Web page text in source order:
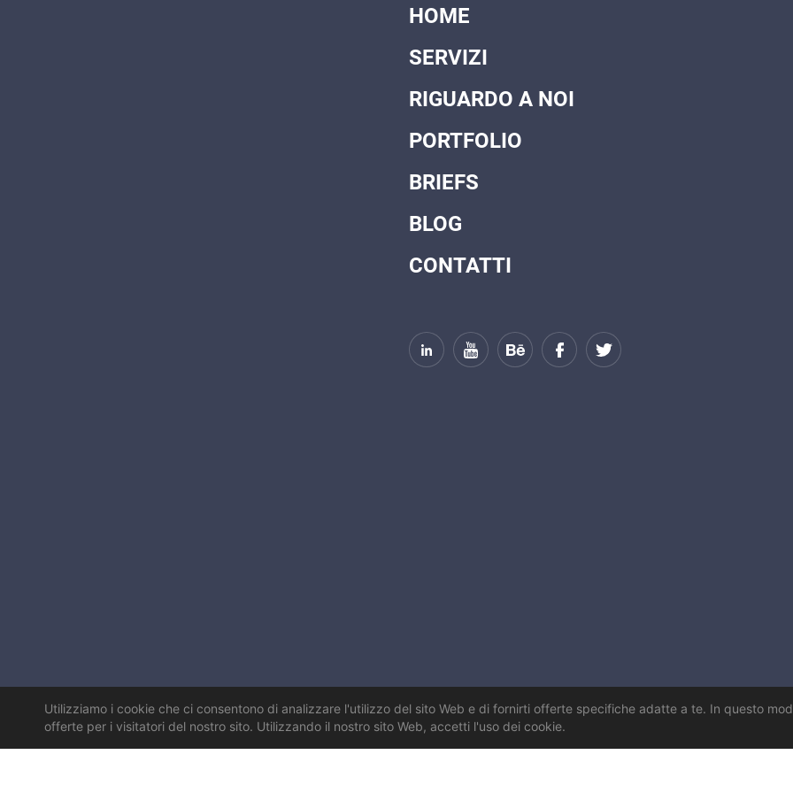
HOME
SERVIZI
RIGUARDO A NOI
PORTFOLIO
BRIEFS
BLOG
CONTATTI
Utilizziamo i cookie che ci consentono di analizzare l'utilizzo del sito Web e di fornirti offerte specifiche adatte a te. In questo
offerte per i visitatori del nostro sito. Utilizzando il nostro sito Web, accetti l'uso dei cookie.